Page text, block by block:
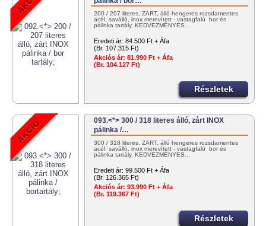
200 / 207 literes, ZÁRT, álló hengeres rozsdamentes
acél, saválló, inox merevített - vastagfalú bor és
pálinka tartály. KEDVEZMÉNYES…
Eredeti ár: 84.500 Ft + Áfa
(Br. 107.315 Ft)
Akciós ár: 81.990 Ft + Áfa
(Br. 104.127 Ft)
Részletek
093.<*> 300 / 318 literes álló, zárt INOX
pálinka /…
300 / 318 literes, ZÁRT, álló hengeres rozsdamentes
acél, saválló, inox merevített - vastagfalú bor és
pálinka tartály. KEDVEZMÉNYES…
Eredeti ár: 99.500 Ft + Áfa
(Br. 126.365 Ft)
Akciós ár: 93.990 Ft + Áfa
(Br. 119.367 Ft)
Részletek